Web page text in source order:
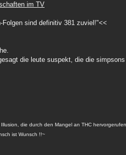
im TV
Folgen sind definitiv 381 zuviel!"<<
die leute suspekt, die die
die durch den Mangel an THC
ist Wunsch !!~